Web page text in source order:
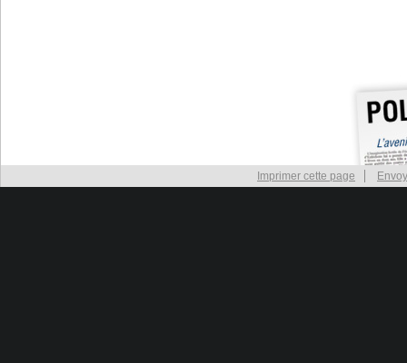
Imprimer cette page